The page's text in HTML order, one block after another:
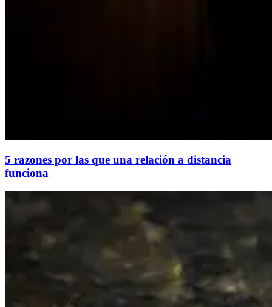
5 razones por las que una relación a distancia
funciona